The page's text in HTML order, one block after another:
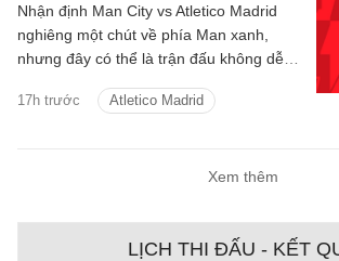
17h trước Atletico Madrid
Nhận định Man City vs Atletico Madrid
nghiêng một chút về phía Man xanh,
nhưng đây có thể là trận đấu không dễ
Xem thêm
LỊCH THI ĐẤU - KẾT